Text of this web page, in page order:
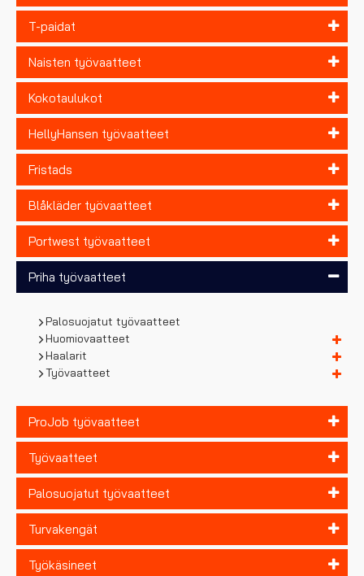
T-paidat
Naisten työvaatteet
Kokotaulukot
HellyHansen työvaatteet
Fristads
Blåkläder työvaatteet
Portwest työvaatteet
Priha työvaatteet
Palosuojatut työvaatteet
Huomiovaatteet
Haalarit
Työvaatteet
ProJob työvaatteet
Työvaatteet
Palosuojatut työvaatteet
Turvakengät
Työkäsineet